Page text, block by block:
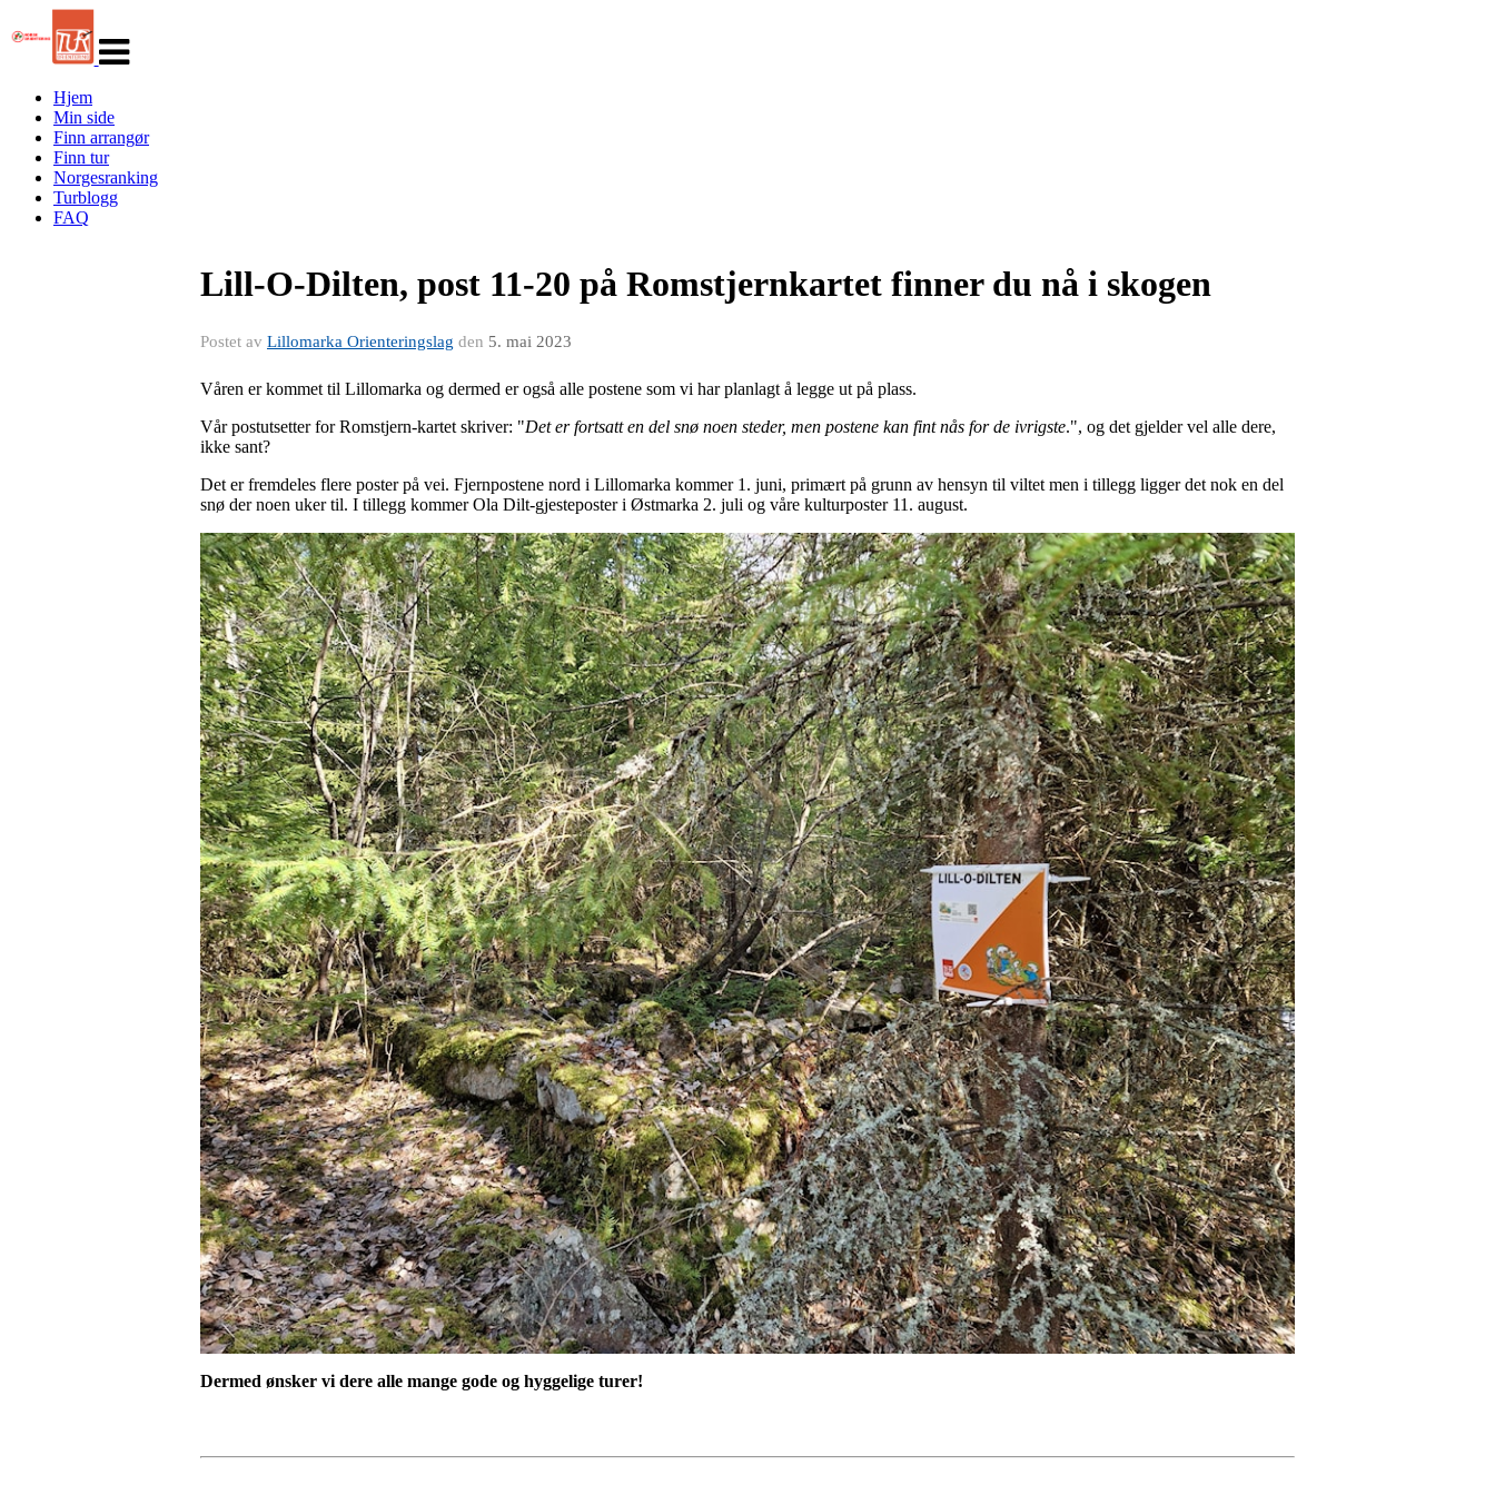
navigasjon
Hjem
Min side
Finn arrangør
Finn tur
Norgesranking
Turblogg
FAQ
Lill-O-Dilten, post 11-20 på Romstjernkartet finner du nå i skogen
Postet av Lillomarka Orienteringslag den 5. mai 2023
Våren er kommet til Lillomarka og dermed er også alle postene som vi har planlagt å legge ut på plass.
Vår postutsetter for Romstjern-kartet skriver: "Det er fortsatt en del snø noen steder, men postene kan fint nås for de ivrigste.", og det gjelder vel alle dere,
ikke sant?
Det er fremdeles flere poster på vei. Fjernpostene nord i Lillomarka kommer 1. juni, primært på grunn av hensyn til viltet men i tillegg ligger det nok en del
snø der noen uker til. I tillegg kommer Ola Dilt-gjesteposter i Østmarka 2. juli og våre kulturposter 11. august.
Dermed ønsker vi dere alle mange gode og hyggelige turer!